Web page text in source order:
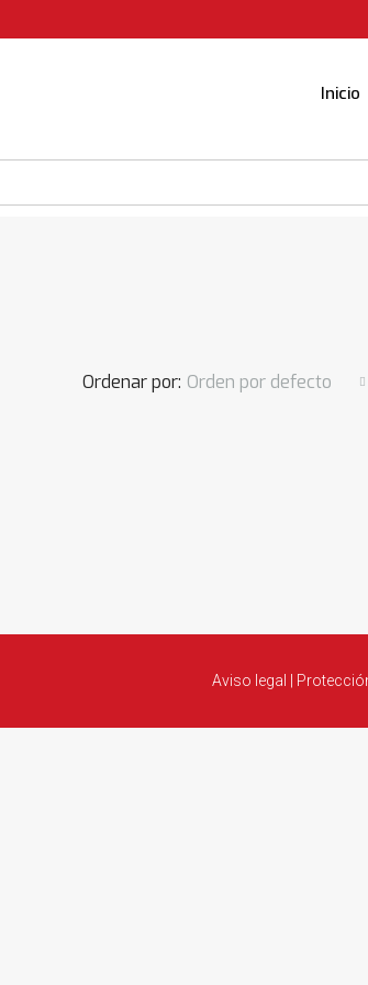
Inicio
Ordenar por: Orden por defecto
Aviso legal